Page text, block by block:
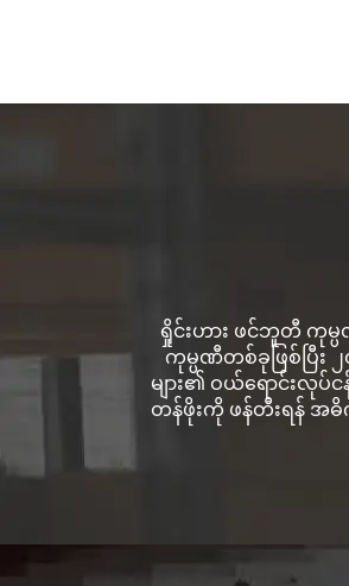
ရှိုင်းဟား ဖင်ဘူတီ ကုမ္
ကုမ္ပဏီတစ်ခုဖြစ်ပြီး
များ၏ ဝယ်ရောင်းလုပ်
တန်ဖိုးကို ဖန်တီးရန် အဓိ